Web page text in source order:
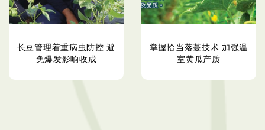
长豆管理着重病虫防控 避
免爆发影响收成
掌握恰当落蔓技术 加强温
室黄瓜产质